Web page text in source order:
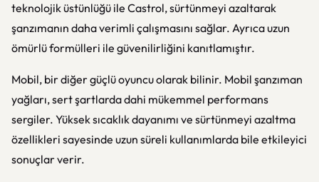
teknolojik üstünlüğü ile Castrol, sürtünmeyi azaltarak
şanzımanın daha verimli çalışmasını sağlar. Ayrıca uzun
ömürlü formülleri ile güvenilirliğini kanıtlamıştır.
Mobil, bir diğer güçlü oyuncu olarak bilinir. Mobil şanzıman
yağları, sert şartlarda dahi mükemmel performans
sergiler. Yüksek sıcaklık dayanımı ve sürtünmeyi azaltma
özellikleri sayesinde uzun süreli kullanımlarda bile etkileyici
sonuçlar verir.